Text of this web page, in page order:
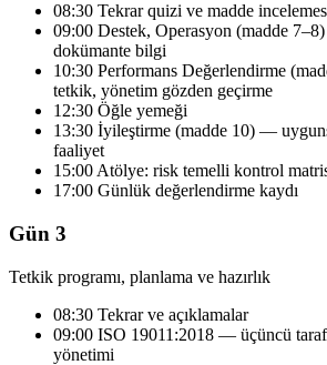
08:30 Tekrar quizi ve madde
09:00 Destek, Operasyon (madde
dokümante bilgi
10:30 Performans Değerlendirme
tetkik, yönetim gözden geçirme
12:30 Öğle yemeği
13:30 İyileştirme (madde 10) —
faaliyet
15:00 Atölye: risk temelli kontrol
17:00 Günlük değerlendirme kaydı
Gün 3
Tetkik programı, planlama ve hazırlık
08:30 Tekrar ve açıklamalar
09:00 ISO 19011:2018 — üçüncü taraf
yönetimi